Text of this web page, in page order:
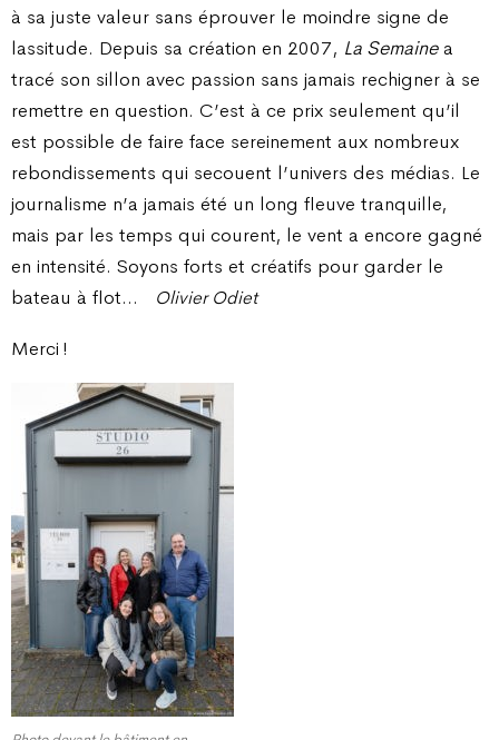
à sa juste valeur sans éprouver le moindre signe de
lassitude. Depuis sa création en 2007, La Semainea
tracé son sillon avec passion sans jamais rechigner à se
remettre en question. C’est à ce prix seulement qu’il
est possible de faire face sereinement aux nombreux
rebondissements qui secouent l’univers des médias. Le
journalisme n’a jamais été un long fleuve tranquille,
mais par les temps qui courent, le vent a encore gagné
en intensité. Soyons forts et créatifs pour garder le
bateau à flot…
Olivier Odiet
Merci !